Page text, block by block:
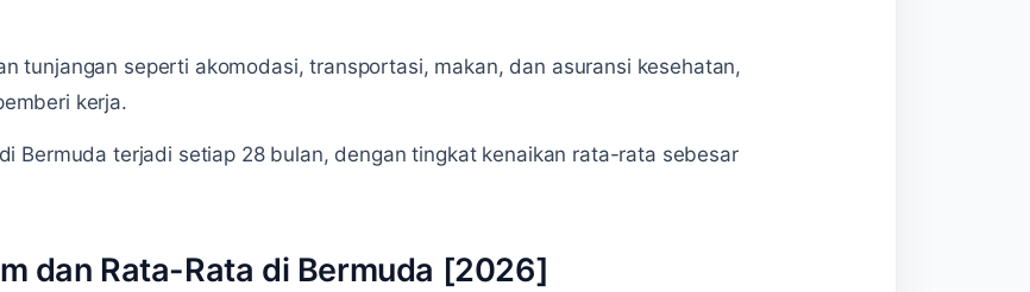
tunjangan seperti akomodasi, transportasi, makan, dan asuransi kesehatan,
kerja.
Bermuda terjadi setiap 28 bulan, dengan tingkat kenaikan rata-rata sebesar
dan Rata-Rata di Bermuda [2026]